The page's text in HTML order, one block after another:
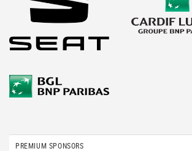
PREMIUM SPONSORS